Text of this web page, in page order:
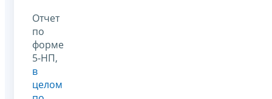
Отчет
по
форме
5-НП,
в
целом